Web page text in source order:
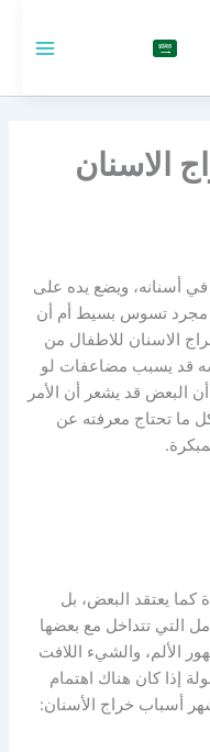
الاسنان
أسنانه، ويضع يده على
مجرد تسوس بسيط أم أن
الاسنان للاطفال من
قد يسبب مضاعفات لو
البعض قد يشعر أن الأمر
ما تحتاج معرفته عن
كما يعتقد البعض، بل
التي تتداخل مع بعضها
الألم، والشيء اللافت
إذا كان هناك اهتمام
أسباب خراج الأسنان: